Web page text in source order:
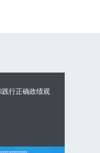
践行正确政绩观